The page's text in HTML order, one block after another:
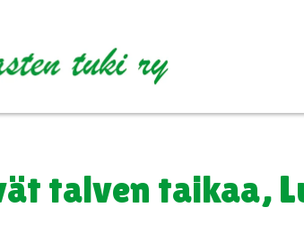
talven taikaa,